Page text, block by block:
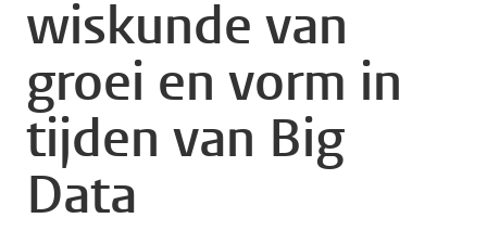
wiskunde van
groei en vorm in
tijden van Big
Data